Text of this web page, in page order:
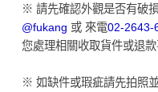
※ 請先確認外觀是否有破
@fukang 或 來電02-2643-
您處理相關收取貨件或退款
※ 如缺件或瑕疵請先拍照